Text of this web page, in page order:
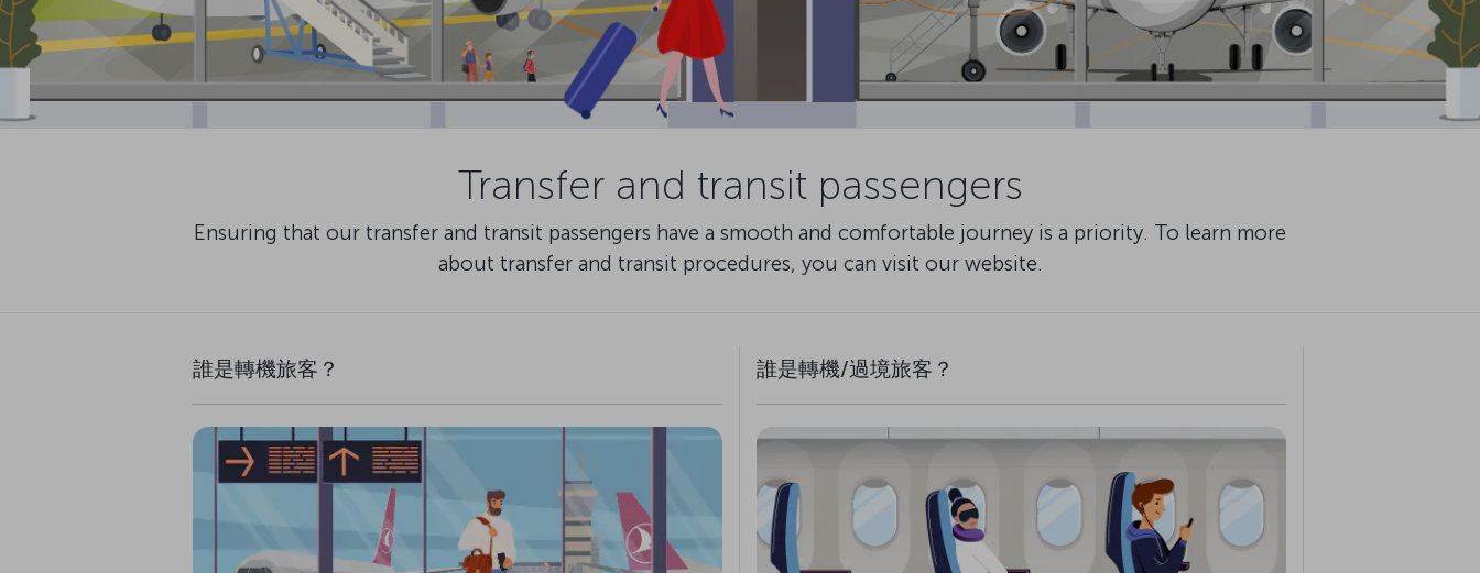
Transfer and transit passengers
Ensuring that our transfer and transit passengers have a smooth and comfortable journey is a priority. To learn more
about transfer and transit procedures, you can visit our website.
誰是轉機旅客？ 誰是轉機/過境旅客？